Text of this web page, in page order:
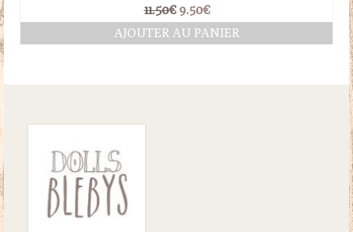
11.50€ Le
prix
initial
9.50€Le
prix
actuel
AJOUTER AU PANIER